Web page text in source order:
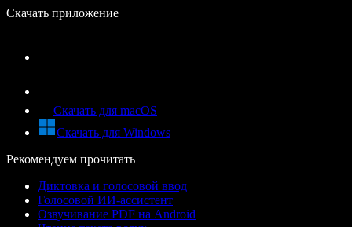
Скачать приложение
Скачать для macOS
Скачать для Windows
Рекомендуем прочитать
Диктовка и голосовой ввод
Голосовой ИИ-ассистент
Озвучивание PDF на Android